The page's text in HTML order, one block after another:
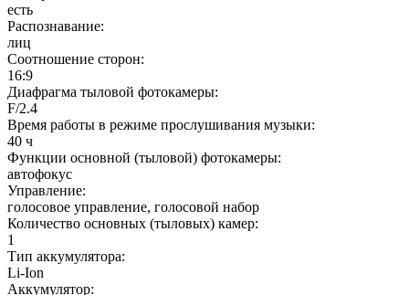
есть
Распознавание:
лиц
Соотношение сторон:
16:9
Диафрагма тыловой фотокамеры:
F/2.4
Время работы в режиме прослушивания музыки:
40 ч
Функции основной (тыловой) фотокамеры:
автофокус
Управление:
голосовое управление, голосовой набор
Количество основных (тыловых) камер:
1
Тип аккумулятора:
Li-Ion
Аккумулятор: